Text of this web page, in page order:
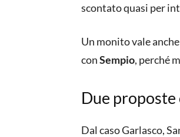
scontato quasi per
Un monito vale
conSempio, perché
Due
Dal caso Garlasco,